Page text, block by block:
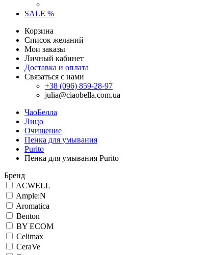
SALE %
Корзина
Список желаний
Мои заказы
Личный кабинет
Доставка и оплата
Связаться с нами
+38 (096) 859-28-97
julia@ciaobella.com.ua
ЧаоБелла
Лицо
Очищение
Пенка для умывания
Purito
Пенка для умывания Purito
Бренд
ACWELL
Ample:N
Aromatica
Benton
BY ECOM
Celimax
CeraVe